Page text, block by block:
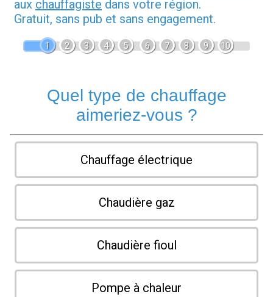
aux chauffagiste dans votre région.
Gratuit, sans pub et sans engagement.
1 2 3 4 5 6 7 8 9 10
Quel type de chauffage
aimeriez-vous ?
Chauffage électrique
Chaudière gaz
Chaudière fioul
Pompe à chaleur